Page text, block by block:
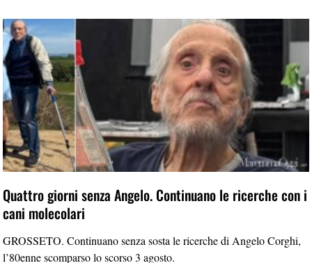
Quattro giorni senza Angelo. Continuano le ricerche con i
cani molecolari
GROSSETO. Continuano senza sosta le ricerche di Angelo Corghi,
l’80enne scomparso lo scorso 3 agosto.